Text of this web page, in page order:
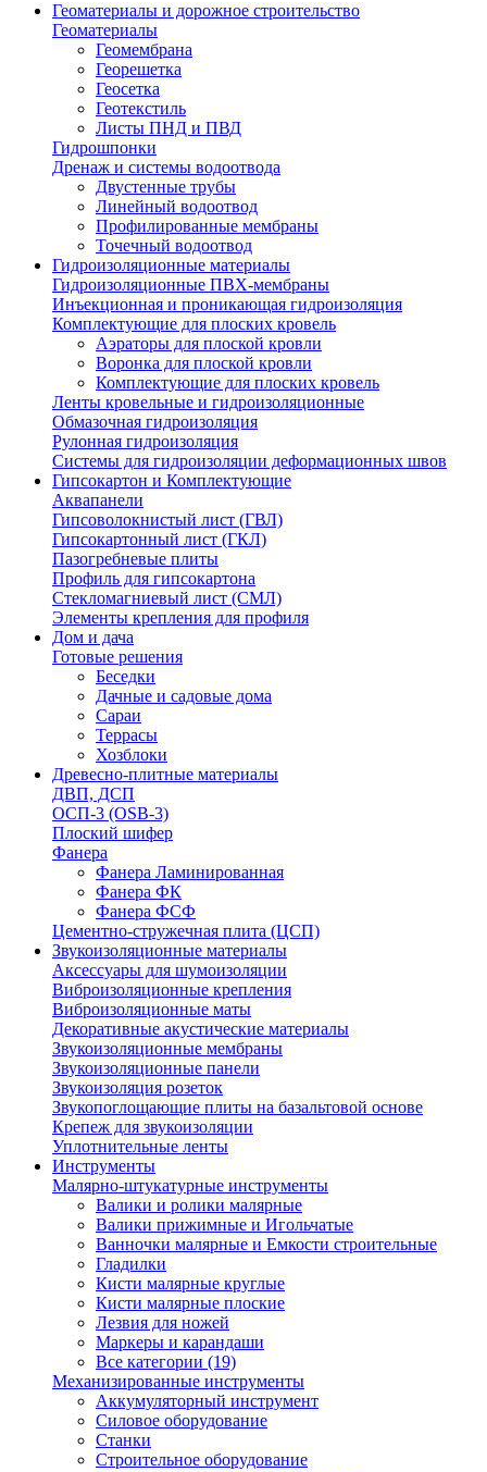
Геоматериалы и дорожное строительство
Геоматериалы
Геомембрана
Георешетка
Геосетка
Геотекстиль
Листы ПНД и ПВД
Гидрошпонки
Дренаж и системы водоотвода
Двустенные трубы
Линейный водоотвод
Профилированные мембраны
Точечный водоотвод
Гидроизоляционные материалы
Гидроизоляционные ПВХ-мембраны
Инъекционная и проникающая гидроизоляция
Комплектующие для плоских кровель
Аэраторы для плоской кровли
Воронка для плоской кровли
Комплектующие для плоских кровель
Ленты кровельные и гидроизоляционные
Обмазочная гидроизоляция
Рулонная гидроизоляция
Системы для гидроизоляции деформационных швов
Гипсокартон и Комплектующие
Аквапанели
Гипсоволокнистый лист (ГВЛ)
Гипсокартонный лист (ГКЛ)
Пазогребневые плиты
Профиль для гипсокартона
Стекломагниевый лист (СМЛ)
Элементы крепления для профиля
Дом и дача
Готовые решения
Беседки
Дачные и садовые дома
Сараи
Террасы
Хозблоки
Древесно-плитные материалы
ДВП, ДСП
ОСП-3 (OSB-3)
Плоский шифер
Фанера
Фанера Ламинированная
Фанера ФК
Фанера ФСФ
Цементно-стружечная плита (ЦСП)
Звукоизоляционные материалы
Аксессуары для шумоизоляции
Виброизоляционные крепления
Виброизоляционные маты
Декоративные акустические материалы
Звукоизоляционные мембраны
Звукоизоляционные панели
Звукоизоляция розеток
Звукопоглощающие плиты на базальтовой основе
Крепеж для звукоизоляции
Уплотнительные ленты
Инструменты
Малярно-штукатурные инструменты
Валики и ролики малярные
Валики прижимные и Игольчатые
Ванночки малярные и Емкости строительные
Гладилки
Кисти малярные круглые
Кисти малярные плоские
Лезвия для ножей
Маркеры и карандаши
Все категории (19)
Механизированные инструменты
Аккумуляторный инструмент
Силовое оборудование
Станки
Строительное оборудование